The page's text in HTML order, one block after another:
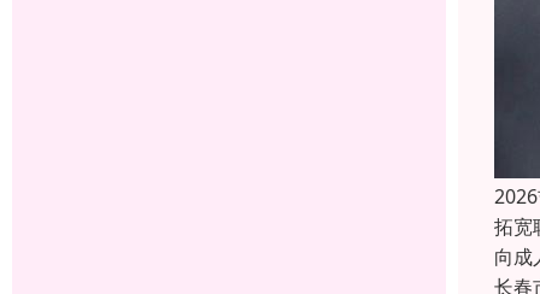
拓宽
向成
长春